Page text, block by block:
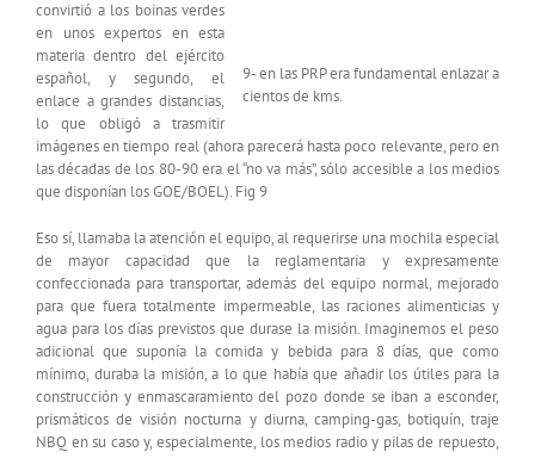
9- en las PRP era fundamental enlazar a
cientos de kms.
convirtió a los boinas verdes
en unos expertos en esta
materia dentro del ejército
español, y segundo, el
enlace a grandes distancias,
lo que obligó a trasmitir
imágenes en tiempo real (ahora parecerá hasta poco relevante, pero en
las décadas de los 80-90 era el “no va más”, sólo accesible a los medios
que disponían los GOE/BOEL). Fig 9
Eso sí, llamaba la atención el equipo, al requerirse una mochila especial
de mayor capacidad que la reglamentaria y expresamente
confeccionada para transportar, además del equipo normal, mejorado
para que fuera totalmente impermeable, las raciones alimenticias y
agua para los días previstos que durase la misión. Imaginemos el peso
adicional que suponía la comida y bebida para 8 días, que como
mínimo, duraba la misión, a lo que había que añadir los útiles para la
construcción y enmascaramiento del pozo donde se iban a esconder,
prismáticos de visión nocturna y diurna, camping-gas, botiquín, traje
NBQ en su caso y, especialmente, los medios radio y pilas de repuesto,